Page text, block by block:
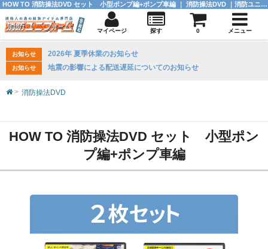
お知らせ 2026年 夏季休業のお知らせ
お知らせ 地震の影響による配送遅延についてのお知らせ
消防操法DVD
HOW TO 消防操法DVD セット 小型ポン
プ編+ポンプ車編
HOW TO 消防操法DVD セット 小型ポンプ編+ポンプ車編 ｜ 消防操法DVD ｜消防ユニフォーム 【公式オンラインショップ】
マイページ 探す 0 メニュー